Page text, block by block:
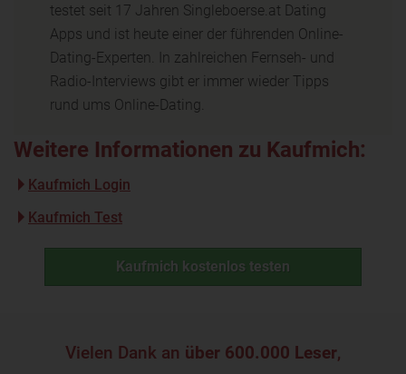
testet seit 17 Jahren Singleboerse.at Dating
Apps und ist heute einer der führenden Online-
Dating-Experten. In zahlreichen Fernseh- und
Radio-Interviews gibt er immer wieder Tipps
rund ums Online-Dating.
Weitere Informationen zu Kaufmich:
Kaufmich Login
Kaufmich Test
Kaufmich kostenlos testen
Vielen Dank an über 600.000 Leser,